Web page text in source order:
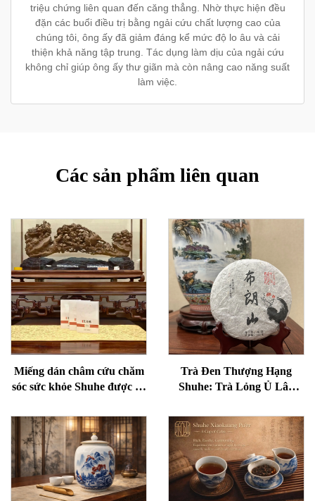
triệu chứng liên quan đến căng thẳng. Nhờ thực hiện đều
đặn các buổi điều trị bằng ngải cứu chất lượng cao của
chúng tôi, ông ấy đã giảm đáng kể mức độ lo âu và cải
thiện khả năng tập trung. Tác dụng làm dịu của ngải cứu
không chỉ giúp ông ấy thư giãn mà còn nâng cao năng suất
làm việc.
Các sản phẩm liên quan
Miếng dán châm cứu chăm
sóc sức khỏe Shuhe được sử
phục hồi sinh lực và thông
kinh lạc.
Trà Đen Thượng Hạng
Shuhe: Trà Lỏng Ủ Lâu
Thống Chính Hiệu, Vị Mềm
Mại và Trơn Tru, Lý Tưởng
để Hỗ Trợ Tiêu Hóa và Thư
Giãn, Trà Sức Khỏe Tự
Nhiên